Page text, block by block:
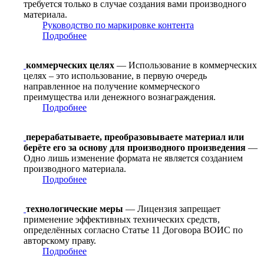
требуется только в случае создания вами производного
материала.
Руководство по маркировке контента
Подробнее
коммерческих целях — Использование в коммерческих
целях – это использование, в первую очередь
направленное на получение коммерческого
преимущества или денежного вознаграждения.
Подробнее
перерабатываете, преобразовываете материал или
берёте его за основу для производного произведения —
Одно лишь изменение формата не является созданием
производного материала.
Подробнее
технологические меры — Лицензия запрещает
применение эффективных технических средств,
определённых согласно Статье 11 Договора ВОИС по
авторскому праву.
Подробнее